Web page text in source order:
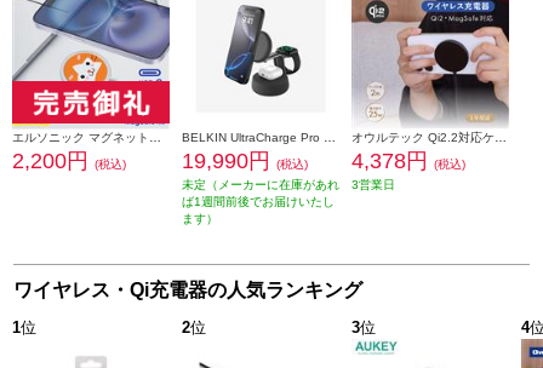
2,200円 (税込) 19,990円
(税込)
未定（メーカーに在庫があれ
ば1週間前後でお届けいたし
ます）
4,378円
(税込)
3営業日
ワイヤレス・Qi充電器の人気ランキング
1位 2位 3位 4